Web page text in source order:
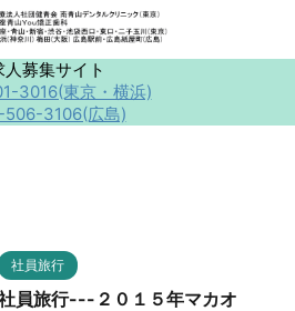
人募集サイト
3016(東京・横浜)
506-3106(広島)
社員旅行
員旅行---２０１５年マカオ